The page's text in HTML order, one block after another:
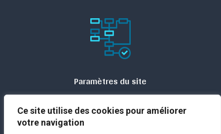
Ce site utilise des cookies pour améliorer
votre navigation
Paramètres du site
Contact